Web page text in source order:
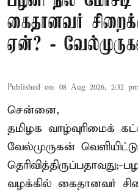
கைதானவர்
ஏன்? -
Published on: 08 Aug 2026, 2:32
சென்னை,
தமிழக வாழ்வுரிமைக்
வேல்முருகன்
தெரிவித்திருப்பதாவது;-
வழக்கில் கைதானவர்